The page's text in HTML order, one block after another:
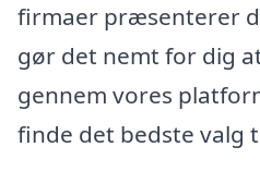
firmaer præsenterer
gør det nemt for dig
gennem vores
finde det bedste valg